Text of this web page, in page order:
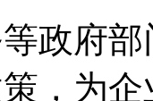
政府
，为